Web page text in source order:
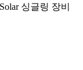
싱글링 장비